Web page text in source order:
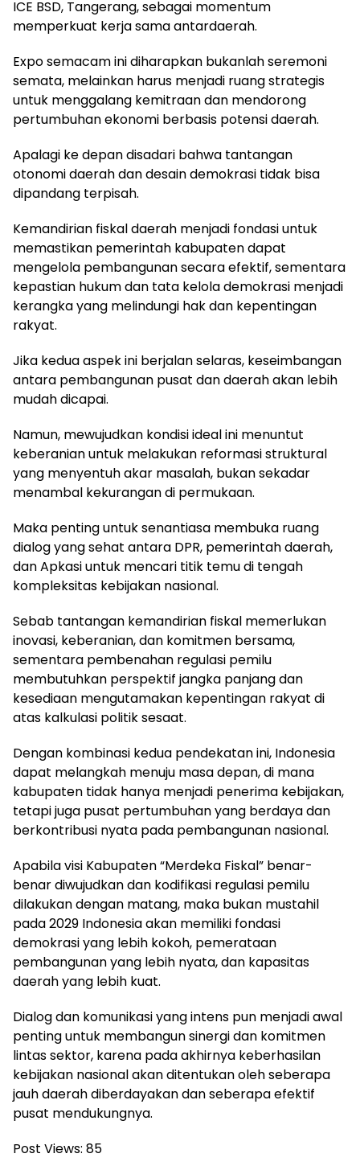
ICE BSD, Tangerang, sebagai momentum
memperkuat kerja sama antardaerah.
Expo semacam ini diharapkan bukanlah seremoni
semata, melainkan harus menjadi ruang strategis
untuk menggalang kemitraan dan mendorong
pertumbuhan ekonomi berbasis potensi daerah.
Apalagi ke depan disadari bahwa tantangan
otonomi daerah dan desain demokrasi tidak bisa
dipandang terpisah.
Kemandirian fiskal daerah menjadi fondasi untuk
memastikan pemerintah kabupaten dapat
mengelola pembangunan secara efektif, sementara
kepastian hukum dan tata kelola demokrasi menjadi
kerangka yang melindungi hak dan kepentingan
rakyat.
Jika kedua aspek ini berjalan selaras, keseimbangan
antara pembangunan pusat dan daerah akan lebih
mudah dicapai.
Namun, mewujudkan kondisi ideal ini menuntut
keberanian untuk melakukan reformasi struktural
yang menyentuh akar masalah, bukan sekadar
menambal kekurangan di permukaan.
Maka penting untuk senantiasa membuka ruang
dialog yang sehat antara DPR, pemerintah daerah,
dan Apkasi untuk mencari titik temu di tengah
kompleksitas kebijakan nasional.
Sebab tantangan kemandirian fiskal memerlukan
inovasi, keberanian, dan komitmen bersama,
sementara pembenahan regulasi pemilu
membutuhkan perspektif jangka panjang dan
kesediaan mengutamakan kepentingan rakyat di
atas kalkulasi politik sesaat.
Dengan kombinasi kedua pendekatan ini, Indonesia
dapat melangkah menuju masa depan, di mana
kabupaten tidak hanya menjadi penerima kebijakan,
tetapi juga pusat pertumbuhan yang berdaya dan
berkontribusi nyata pada pembangunan nasional.
Apabila visi Kabupaten “Merdeka Fiskal” benar-
benar diwujudkan dan kodifikasi regulasi pemilu
dilakukan dengan matang, maka bukan mustahil
pada 2029 Indonesia akan memiliki fondasi
demokrasi yang lebih kokoh, pemerataan
pembangunan yang lebih nyata, dan kapasitas
daerah yang lebih kuat.
Dialog dan komunikasi yang intens pun menjadi awal
penting untuk membangun sinergi dan komitmen
lintas sektor, karena pada akhirnya keberhasilan
kebijakan nasional akan ditentukan oleh seberapa
jauh daerah diberdayakan dan seberapa efektif
pusat mendukungnya.
Post Views: 85